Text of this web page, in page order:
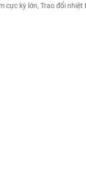
kỳ lớn, Trao đổi